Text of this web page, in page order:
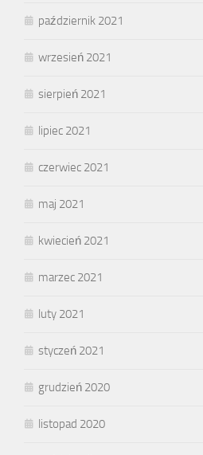
październik 2021
wrzesień 2021
sierpień 2021
lipiec 2021
czerwiec 2021
maj 2021
kwiecień 2021
marzec 2021
luty 2021
styczeń 2021
grudzień 2020
listopad 2020